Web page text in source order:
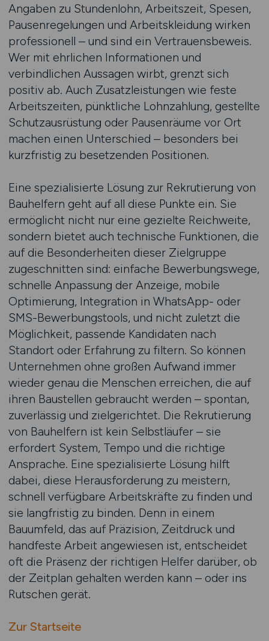
Angaben zu Stundenlohn, Arbeitszeit, Spesen,
Pausenregelungen und Arbeitskleidung wirken
professionell – und sind ein Vertrauensbeweis.
Wer mit ehrlichen Informationen und
verbindlichen Aussagen wirbt, grenzt sich
positiv ab. Auch Zusatzleistungen wie feste
Arbeitszeiten, pünktliche Lohnzahlung, gestellte
Schutzausrüstung oder Pausenräume vor Ort
machen einen Unterschied – besonders bei
kurzfristig zu besetzenden Positionen.
Eine spezialisierte Lösung zur Rekrutierung von
Bauhelfern geht auf all diese Punkte ein. Sie
ermöglicht nicht nur eine gezielte Reichweite,
sondern bietet auch technische Funktionen, die
auf die Besonderheiten dieser Zielgruppe
zugeschnitten sind: einfache Bewerbungswege,
schnelle Anpassung der Anzeige, mobile
Optimierung, Integration in WhatsApp- oder
SMS-Bewerbungstools, und nicht zuletzt die
Möglichkeit, passende Kandidaten nach
Standort oder Erfahrung zu filtern. So können
Unternehmen ohne großen Aufwand immer
wieder genau die Menschen erreichen, die auf
ihren Baustellen gebraucht werden – spontan,
zuverlässig und zielgerichtet. Die Rekrutierung
von Bauhelfern ist kein Selbstläufer – sie
erfordert System, Tempo und die richtige
Ansprache. Eine spezialisierte Lösung hilft
dabei, diese Herausforderung zu meistern,
schnell verfügbare Arbeitskräfte zu finden und
sie langfristig zu binden. Denn in einem
Bauumfeld, das auf Präzision, Zeitdruck und
handfeste Arbeit angewiesen ist, entscheidet
oft die Präsenz der richtigen Helfer darüber, ob
der Zeitplan gehalten werden kann – oder ins
Rutschen gerät.
Zur Startseite